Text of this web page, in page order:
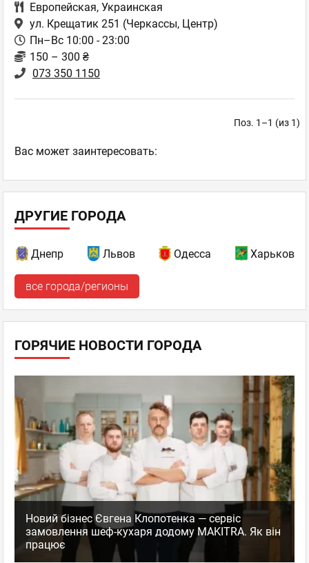
Европейская, Украинская
ул. Крещатик 251 (Черкассы, Центр)
Пн–Вс 10:00 - 23:00
150 – 300 ₴
073 350 1150
Поз. 1–1 (из 1)
Ваc может заинтересовать:
ДРУГИЕ ГОРОДА
Днепр Львов Одесса Харьков
все города/регионы
ГОРЯЧИЕ НОВОСТИ ГОРОДА
Новий бізнес Євгена Клопотенка — сервіс
замовлення шеф-кухаря додому MAKITRA. Як він
працює